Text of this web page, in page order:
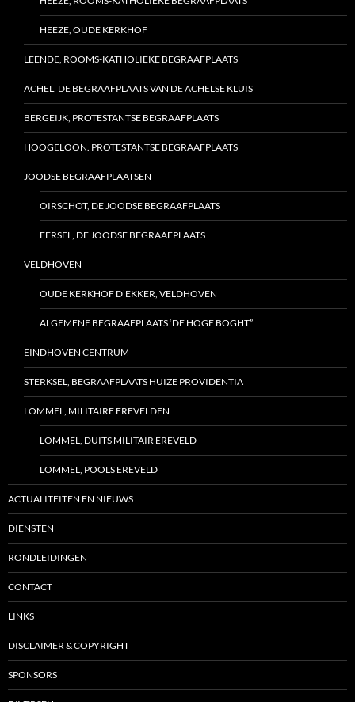
HEEZE, OUDE KERKHOF
LEENDE, ROOMS-KATHOLIEKE BEGRAAFPLAATS
ACHEL, DE BEGRAAFPLAATS VAN DE ACHELSE KLUIS
BERGEIJK, PROTESTANTSE BEGRAAFPLAATS
HOOGELOON. PROTESTANTSE BEGRAAFPLAATS
JOODSE BEGRAAFPLAATSEN
OIRSCHOT, DE JOODSE BEGRAAFPLAATS
EERSEL, DE JOODSE BEGRAAFPLAATS
VELDHOVEN
OUDE KERKHOF D’EKKER, VELDHOVEN
ALGEMENE BEGRAAFPLAATS ‘DE HOGE BOGHT”
EINDHOVEN CENTRUM
STERKSEL, BEGRAAFPLAATS HUIZE PROVIDENTIA
LOMMEL, MILITAIRE EREVELDEN
LOMMEL, DUITS MILITAIR EREVELD
LOMMEL, POOLS EREVELD
ACTUALITEITEN EN NIEUWS
DIENSTEN
RONDLEIDINGEN
CONTACT
LINKS
DISCLAIMER & COPYRIGHT
SPONSORS